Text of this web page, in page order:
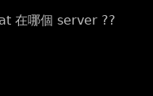
在哪個 server ??